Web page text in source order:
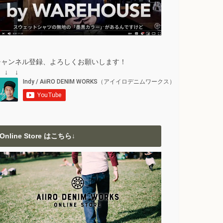
ンネル登録、よろしくお願いします！
↓ ↓
Online Store はこちら↓